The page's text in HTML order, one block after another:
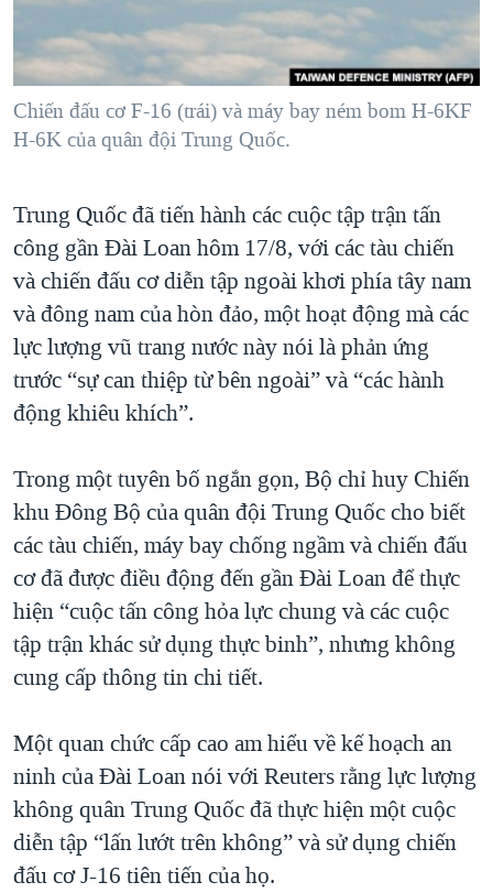
SỨC KHOẺ
VĂN HOÁ
THỂ THAO
GIÁO DỤC
TRỊNH VĨNH BÌNH - NGƯỜI HẠ 'BÊN THẮNG CUỘC'
GROUND ZERO – XƯA VÀ NAY
CHI PHÍ CHIẾN TRANH AFGHANISTAN
THƯỢNG ĐỈNH TRUMP-KIM TẠI VIỆT NAM
TRỊNH VĨNH BÌNH VS. CHÍNH PHỦ VIỆT NAM
NGƯ DÂN VIỆT VÀ LÀN SÓNG TRỘM HẢI SÂM
BÊN KIA QUỐC LỘ: TIẾNG VỌNG TỪ NÔNG THÔN MỸ
Ngôn ngữ khác
Chiến đấu cơ F-16 (trái) và máy bay ném bom H-6KF
H-6K của quân đội Trung Quốc.
Trung Quốc đã tiến hành các cuộc tập trận tấn
công gần Đài Loan hôm 17/8, với các tàu chiến
và chiến đấu cơ diễn tập ngoài khơi phía tây nam
và đông nam của hòn đảo, một hoạt động mà các
lực lượng vũ trang nước này nói là phản ứng
trước “sự can thiệp từ bên ngoài” và “các hành
động khiêu khích”.
Trong một tuyên bố ngắn gọn, Bộ chỉ huy Chiến
khu Đông Bộ của quân đội Trung Quốc cho biết
các tàu chiến, máy bay chống ngầm và chiến đấu
cơ đã được điều động đến gần Đài Loan để thực
hiện “cuộc tấn công hỏa lực chung và các cuộc
tập trận khác sử dụng thực binh”, nhưng không
cung cấp thông tin chi tiết.
Một quan chức cấp cao am hiểu về kế hoạch an
ninh của Đài Loan nói với Reuters rằng lực lượng
không quân Trung Quốc đã thực hiện một cuộc
diễn tập “lấn lướt trên không” và sử dụng chiến
đấu cơ J-16 tiên tiến của họ.